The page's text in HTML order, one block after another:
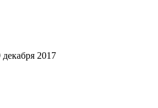
декабря 2017